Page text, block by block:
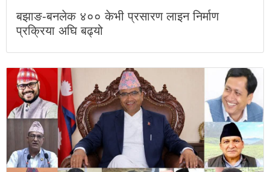
बझाङ-बनलेक ४०० केभी प्रसारण लाइन निर्माण
प्रक्रिया अघि बढ्यो